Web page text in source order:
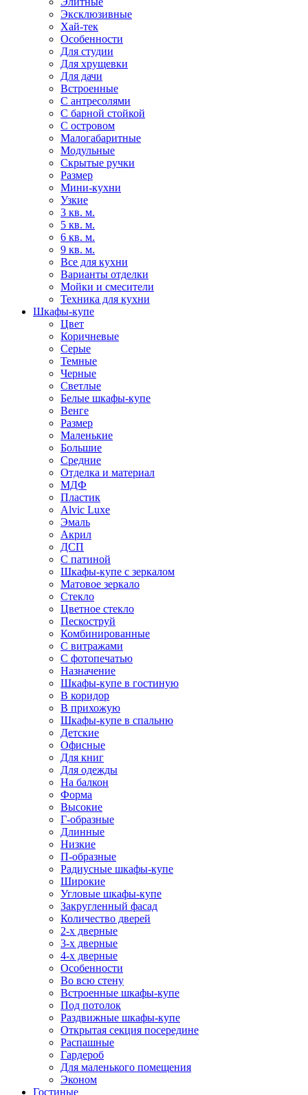
Эксклюзивные
Хай-тек
Особенности
Для студии
Для хрущевки
Для дачи
Встроенные
С антресолями
С барной стойкой
С островом
Малогабаритные
Модульные
Скрытые ручки
Размер
Мини-кухни
Узкие
3 кв. м.
5 кв. м.
6 кв. м.
9 кв. м.
Все для кухни
Варианты отделки
Мойки и смесители
Техника для кухни
Шкафы-купе
Цвет
Коричневые
Серые
Темные
Черные
Светлые
Белые шкафы-купе
Венге
Размер
Маленькие
Большие
Средние
Отделка и материал
МДФ
Пластик
Alvic Luxe
Эмаль
Акрил
ДСП
С патиной
Шкафы-купе с зеркалом
Матовое зеркало
Стекло
Цветное стекло
Пескоструй
Комбинированные
С витражами
С фотопечатью
Назначение
Шкафы-купе в гостиную
В коридор
В прихожую
Шкафы-купе в спальню
Детские
Офисные
Для книг
Для одежды
На балкон
Форма
Высокие
Г-образные
Длинные
Низкие
П-образные
Радиусные шкафы-купе
Широкие
Угловые шкафы-купе
Закругленный фасад
Количество дверей
2-х дверные
3-х дверные
4-х дверные
Особенности
Во всю стену
Встроенные шкафы-купе
Под потолок
Раздвижные шкафы-купе
Открытая секция посередине
Распашные
Гардероб
Для маленького помещения
Эконом
Гостиные